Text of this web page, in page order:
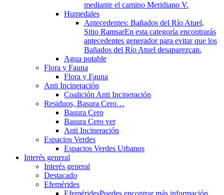
mediante el camino Meridiano V.
Humedales
Antecedentes: Bañados del Río Atuel,
Sitio RamsarEn esta categoría encontrarás
antecedentes generador para evitar que los
Bañados del Río Atuel desaparezcan.
Agua potable
Flora y Fauna
Flora y Fauna
Anti Incineración
Coalición Anti Incineración
Residuos, Basura Cero…
Basura Cero
Basura Cero ver
Anti Incineración
Espacios Verdes
Espacios Verdes Urbanos
Interés general
Interés general
Destacado
Efemérides
EfeméridesPuedes encontrar más información